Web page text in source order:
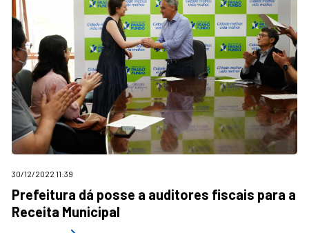
30/12/2022 11:39
Prefeitura dá posse a auditores fiscais para a
Receita Municipal